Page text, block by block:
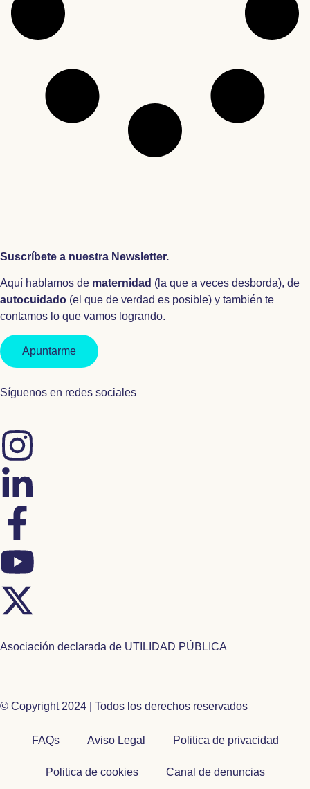
Suscríbete a nuestra Newsletter.
Aquí hablamos de maternidad (la que a veces desborda), de
autocuidado (el que de verdad es posible) y también te
contamos lo que vamos logrando.
Apuntarme
Síguenos en redes sociales
Asociación declarada de UTILIDAD PÚBLICA
© Copyright 2024 | Todos los derechos reservados
FAQs Aviso Legal Politica de privacidad
Politica de cookies Canal de denuncias